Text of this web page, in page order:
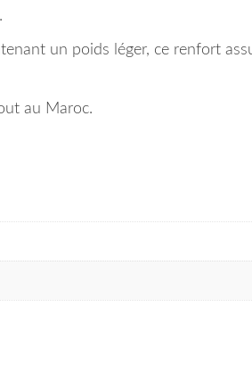
.
un poids léger, ce renfort
au Maroc.